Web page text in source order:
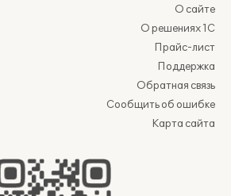
О сайте
О решениях 1С
Прайс-лист
Поддержка
Обратная связь
Сообщить об ошибке
Карта сайта